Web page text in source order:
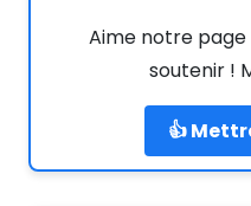
Aime notre
soutenir !
👍